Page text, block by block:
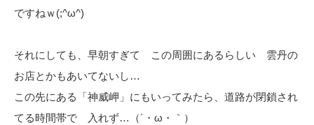
ですねｗ(;^ω^)
それにしても、早朝すぎて この周囲にあるらしい 雲丹の
お店とかもあいてないし…
この先にある「神威岬」にもいってみたら、道路が閉鎖され
てる時間帯で 入れず…（´・ω・｀）